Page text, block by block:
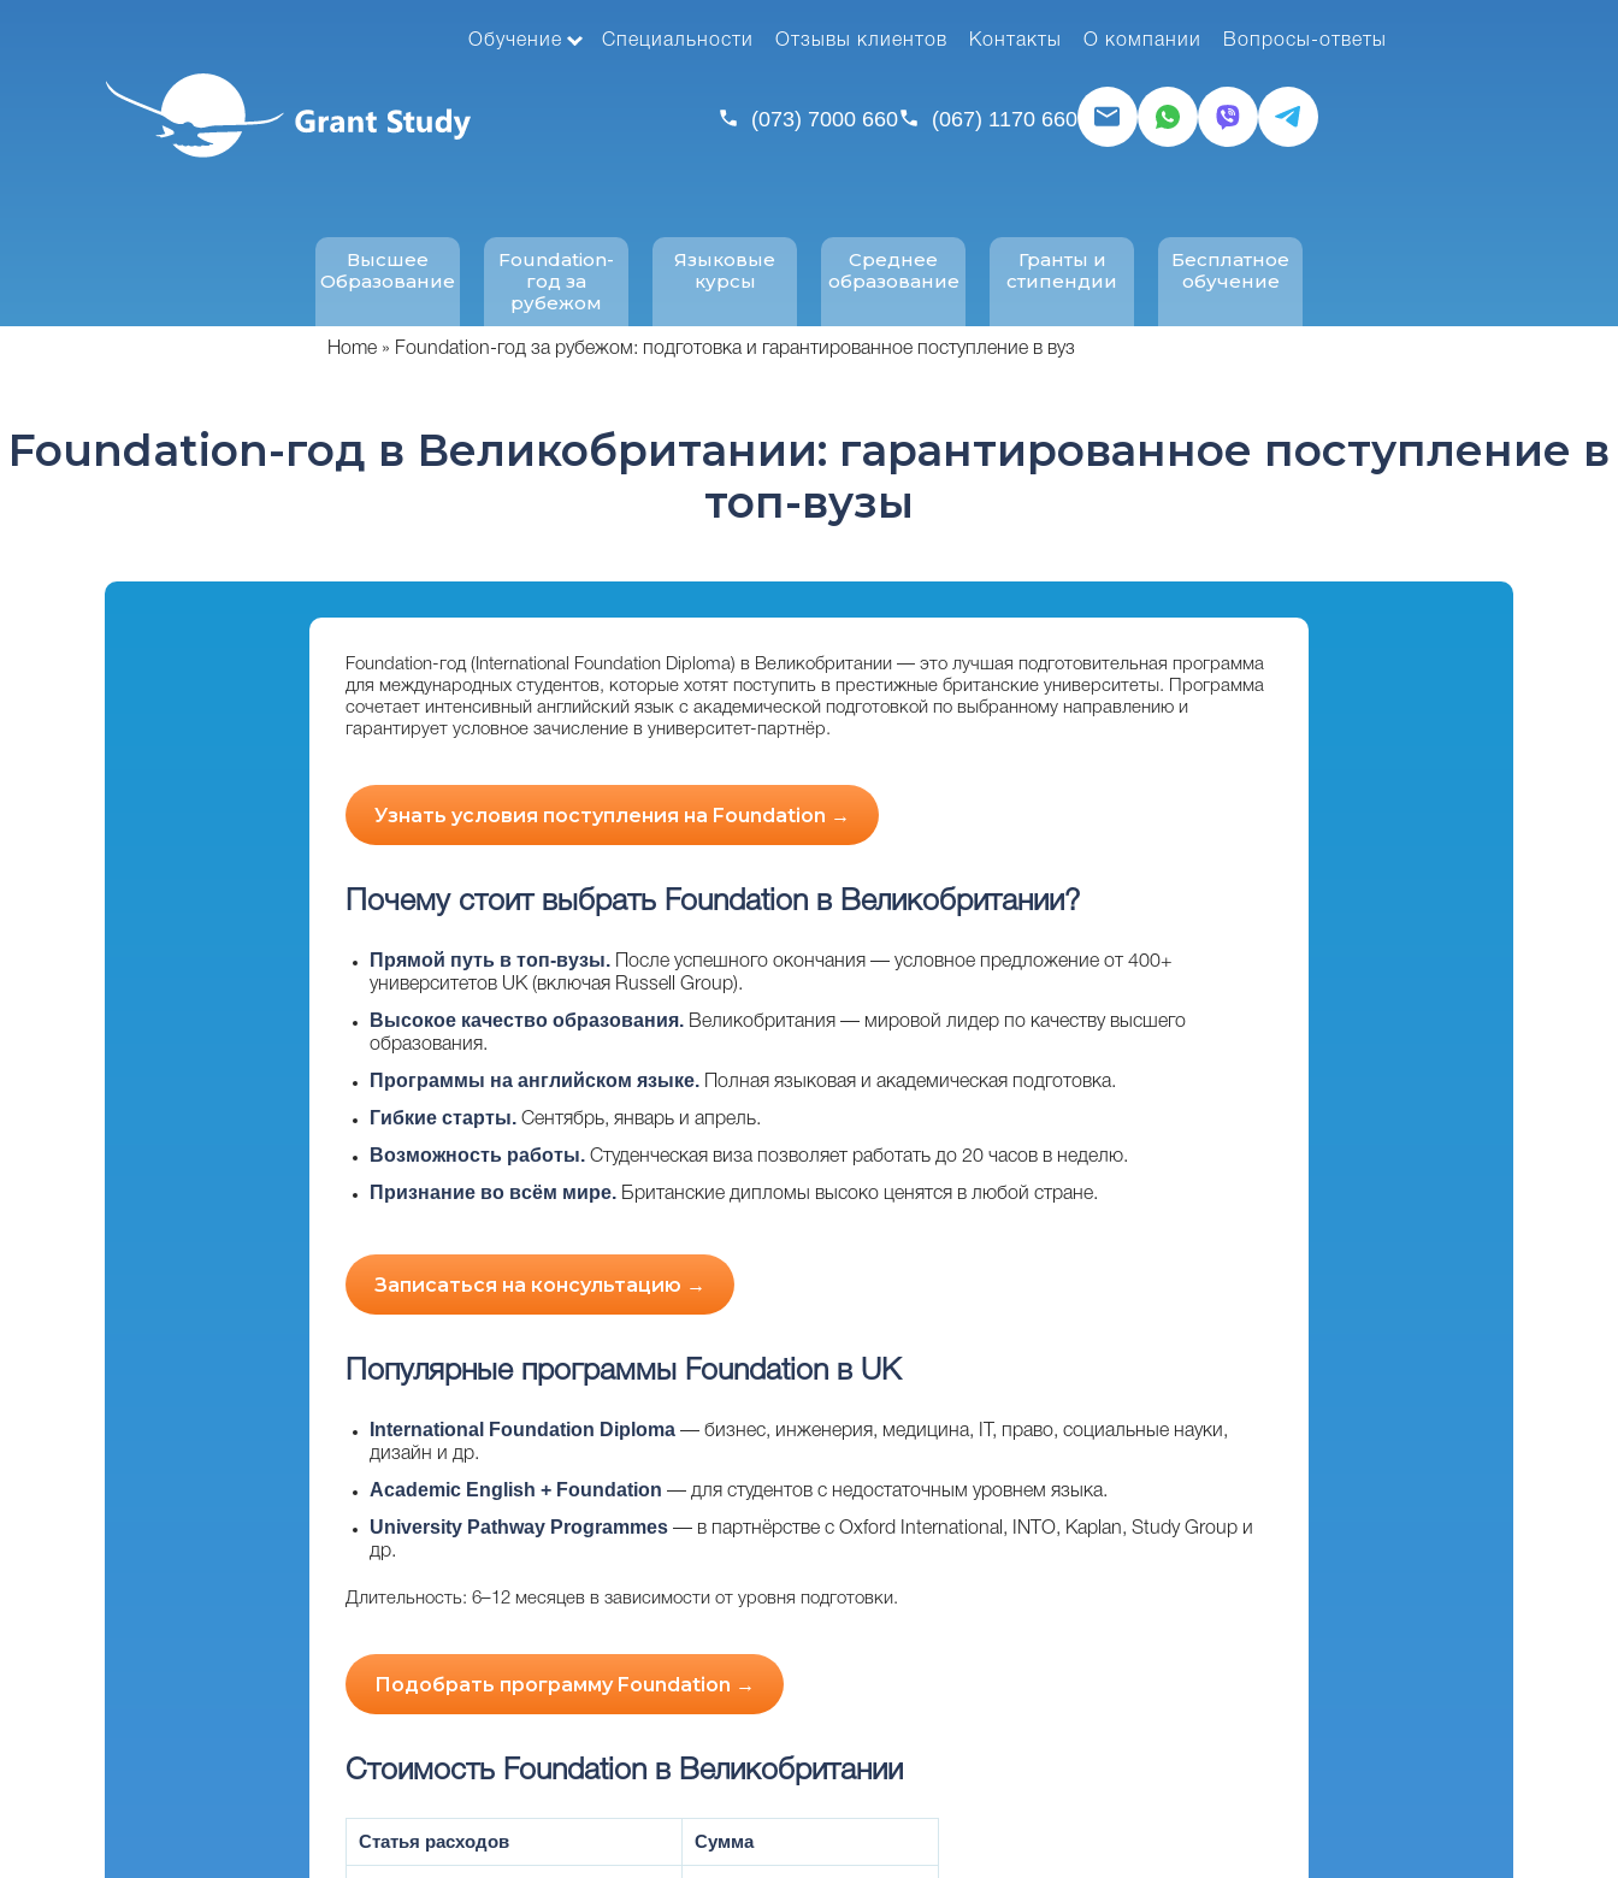
содержанию
Обучение Специальности Отзывы клиентов Контакты О компании Вопросы-ответы
(073) 7000 660 (067) 1170 660
Высшее
Образование
Foundation-
год за
рубежом
Языковые
курсы
Среднее
образование
Гранты и
стипендии
Бесплатное
обучение
Home Foundation-год за рубежом: подготовка и гарантированное поступление в вуз
Foundation-год в Великобритании: гарантированное поступление в
топ-вузы
Foundation-год (International Foundation Diploma) в Великобритании — это лучшая подготовительная программа
для международных студентов, которые хотят поступить в престижные британские университеты. Программа
сочетает интенсивный английский язык с академической подготовкой по выбранному направлению и
гарантирует условное зачисление в университет-партнёр.
Узнать условия поступления на Foundation →
Почему стоит выбрать Foundation в Великобритании?
Прямой путь в топ-вузы. После успешного окончания — условное предложение от 400+
университетов UK (включая Russell Group).
Высокое качество образования. Великобритания — мировой лидер по качеству высшего
образования.
Программы на английском языке. Полная языковая и академическая подготовка.
Гибкие старты. Сентябрь, январь и апрель.
Возможность работы. Студенческая виза позволяет работать до 20 часов в неделю.
Признание во всём мире. Британские дипломы высоко ценятся в любой стране.
Записаться на консультацию →
Популярные программы Foundation в UK
International Foundation Diploma — бизнес, инженерия, медицина, IT, право, социальные науки,
дизайн и др.
Academic English + Foundation — для студентов с недостаточным уровнем языка.
University Pathway Programmes — в партнёрстве с Oxford International, INTO, Kaplan, Study Group и
др.
Длительность: 6–12 месяцев в зависимости от уровня подготовки.
Подобрать программу Foundation →
Стоимость Foundation в Великобритании
Статья расходов Сумма